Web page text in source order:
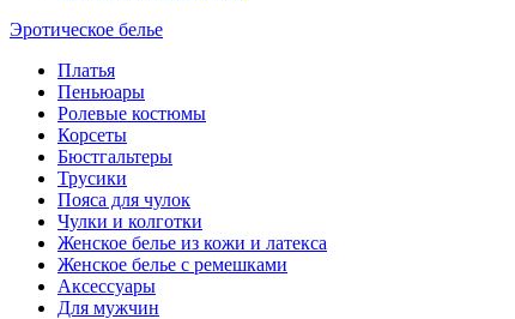
Эротическое белье
Платья
Пеньюары
Ролевые костюмы
Корсеты
Бюстгальтеры
Трусики
Пояса для чулок
Чулки и колготки
Женское белье из кожи и латекса
Женское белье с ремешками
Аксессуары
Для мужчин